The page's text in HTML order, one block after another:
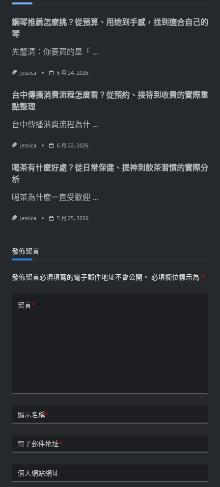
鋼琴推薦怎麼挑？從預算、用途到手感，找到適合自己的
琴
先釐清：你要買的是「 ...
Jessica 6 月 24, 2026
台中傳播消費流程怎麼看？從預約、接待到收費的實際重
點整理
台中傳播消費流程為什 ...
Jessica 6 月 22, 2026
喝茶有什麼好處？從日常保健、提神到飲茶習慣的實際分
析
喝茶為什麼一直受歡迎 ...
Jessica 5 月 25, 2026
發佈留言
發佈留言必須填寫的電子郵件地址不會公開。 必填欄位標示為 *
留言*
顯示名稱*
電子郵件地址*
個人網站網址